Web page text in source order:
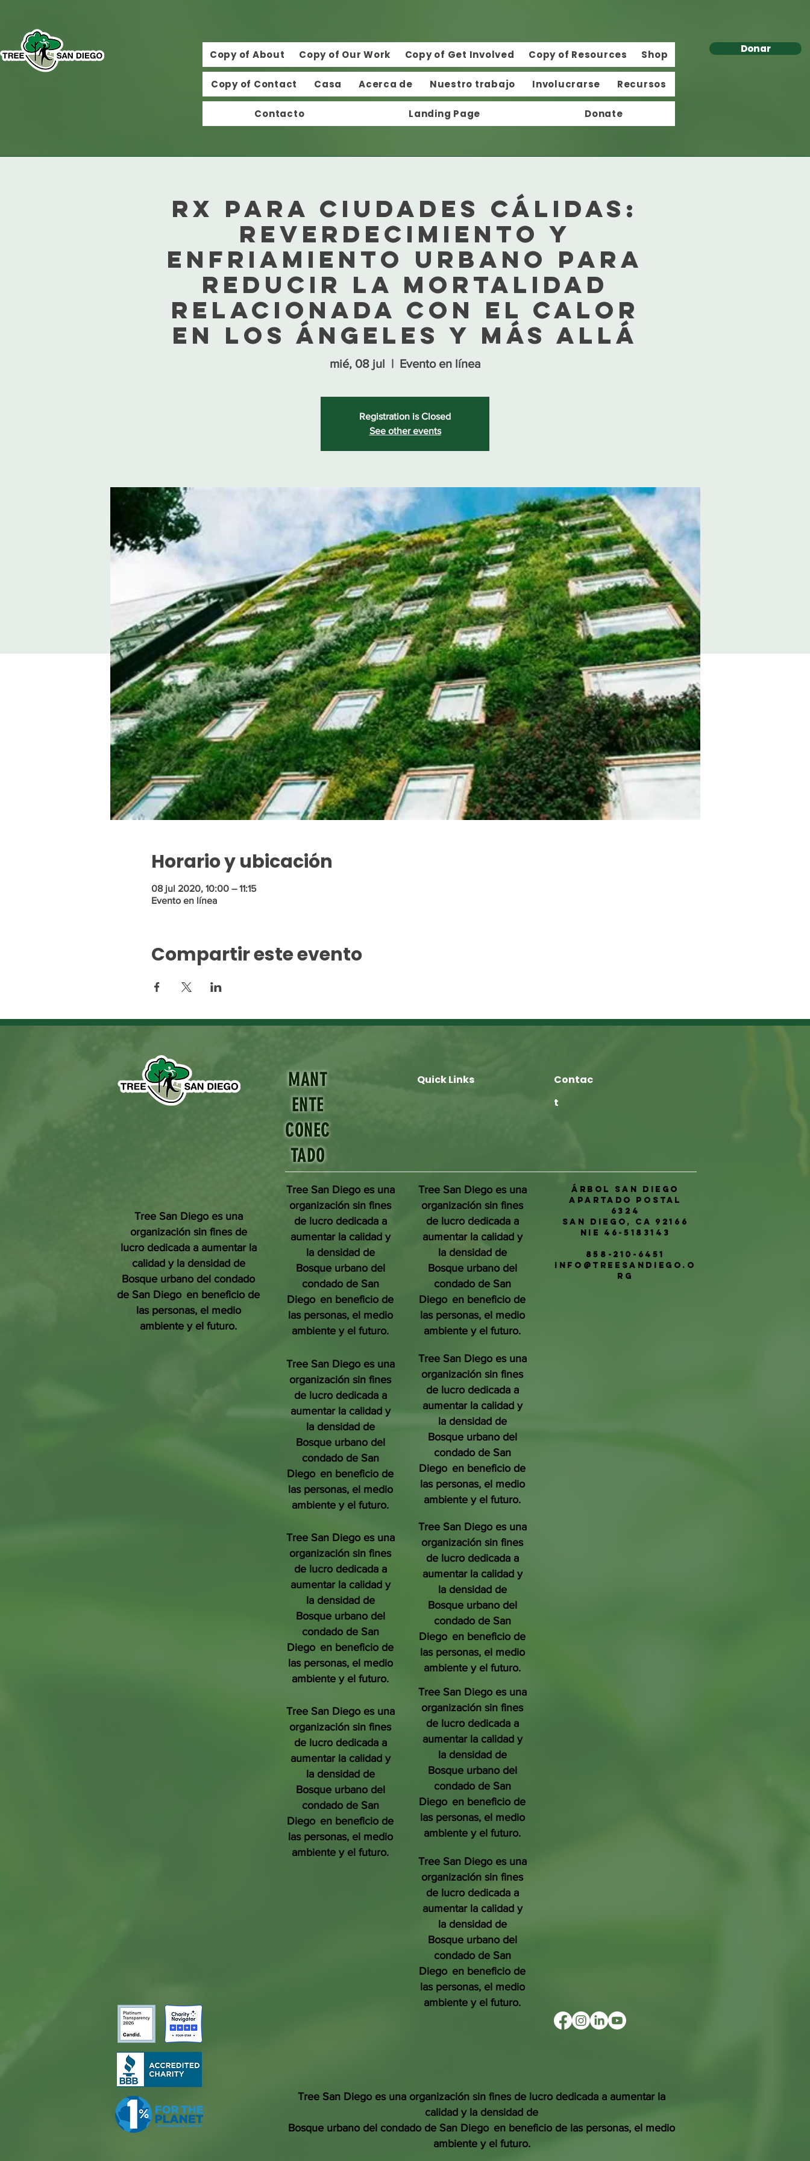
Copy of About Copy of Our Work Copy of Get Involved Copy of Resources Shop
Copy of Contact Casa Acerca de Nuestro trabajo Involucrarse Recursos
Contacto Landing Page Donate
Donar
Rx para ciudades cálidas:
reverdecimiento y
enfriamiento urbano para
reducir la mortalidad
relacionada con el calor
en Los Ángeles y más allá
mié, 08 jul
  |
Evento en línea
Registration is Closed
See other events
Horario y ubicación
08 jul 2020, 10:00 – 11:15
Evento en línea
Compartir este evento
Tree San Diego es una
organización sin fines de
lucro dedicada a aumentar la
calidad y la densidad de
Bosque urbano del condado
de San Diego en beneficio de
las personas, el medio
ambiente y el futuro.
MANT
ENTE
CONEC
TADO
Quick Links
Contac
t
Tree San Diego es una
organización sin fines
de lucro dedicada a
aumentar la calidad y
la densidad de
Bosque urbano del
condado de San
Diego en beneficio de
las personas, el medio
ambiente y el futuro.
Tree San Diego es una
organización sin fines
de lucro dedicada a
aumentar la calidad y
la densidad de
Bosque urbano del
condado de San
Diego en beneficio de
las personas, el medio
ambiente y el futuro.
Tree San Diego es una
organización sin fines
de lucro dedicada a
aumentar la calidad y
la densidad de
Bosque urbano del
condado de San
Diego en beneficio de
las personas, el medio
ambiente y el futuro.
Tree San Diego es una
organización sin fines
de lucro dedicada a
aumentar la calidad y
la densidad de
Bosque urbano del
condado de San
Diego en beneficio de
las personas, el medio
ambiente y el futuro.
Tree San Diego es una
organización sin fines
de lucro dedicada a
aumentar la calidad y
la densidad de
Bosque urbano del
condado de San
Diego en beneficio de
las personas, el medio
ambiente y el futuro.
Tree San Diego es una
organización sin fines
de lucro dedicada a
aumentar la calidad y
la densidad de
Bosque urbano del
condado de San
Diego en beneficio de
las personas, el medio
ambiente y el futuro.
Tree San Diego es una
organización sin fines
de lucro dedicada a
aumentar la calidad y
la densidad de
Bosque urbano del
condado de San
Diego en beneficio de
las personas, el medio
ambiente y el futuro.
Tree San Diego es una
organización sin fines
de lucro dedicada a
aumentar la calidad y
la densidad de
Bosque urbano del
condado de San
Diego en beneficio de
las personas, el medio
ambiente y el futuro.
Tree San Diego es una
organización sin fines
de lucro dedicada a
aumentar la calidad y
la densidad de
Bosque urbano del
condado de San
Diego en beneficio de
las personas, el medio
ambiente y el futuro.
Árbol San Diego
Apartado postal
6324
San Diego, CA 92166
NIE 46-5183143
858-210-6451
info@treesandiego.o
rg
Tree San Diego es una organización sin fines de lucro dedicada a aumentar la
calidad y la densidad de
Bosque urbano del condado de San Diego en beneficio de las personas, el medio
ambiente y el futuro.